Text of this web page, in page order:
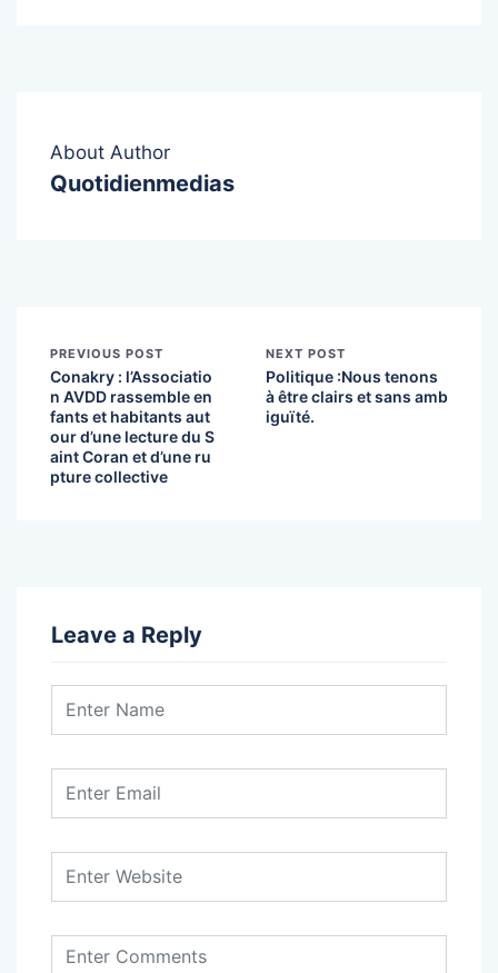
About Author
Quotidienmedias
PREVIOUS POST
Conakry : l’Associatio
n AVDD rassemble en
fants et habitants aut
our d’une lecture du S
aint Coran et d’une ru
pture collective
NEXT POST
Politique :Nous tenons
à être clairs et sans amb
iguïté.
Leave a Reply